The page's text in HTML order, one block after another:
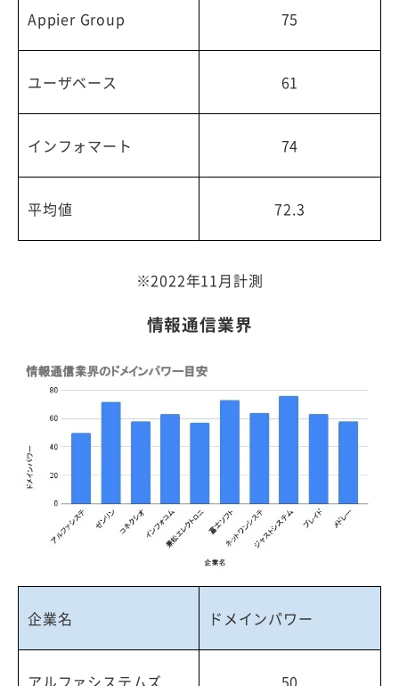
Appier Group 75
ユーザベース 61
インフォマート 74
平均値 72.3
※2022年11月計測
情報通信業界
企業名 ドメインパワー
アルファシステムズ 50